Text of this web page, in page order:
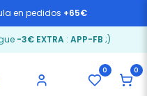
en pedidos +65€
-3€ EXTRA: APP-FB ;)
0 0